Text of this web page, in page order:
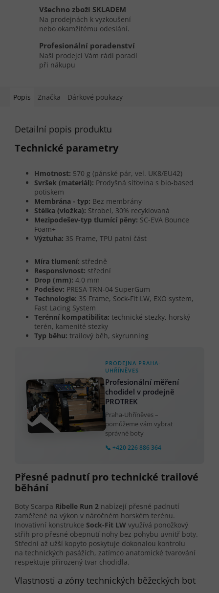
Všechno zboží SKLADEM
Na prodejnách k vyzkoušení
nebo okamžitému odeslání.
Profesionální poradenství
Naši prodejci Vám rádi poradí
při nákupu
Popis Značka Dárkové poukazy
Detailní popis produktu
Technické parametry
Hmotnost: 570 g (pánské pár, vel. UK8/EU42)
Svršek (materiál): Prodyšná síťovina s bio-based
potiskem
Membrána - typ: Bez membrány
Stélka (vložka): Strobel, 30% recyklovaná
Mezipodešev-typ tlumící pěny: SC-EVA Bounce
Foam+
Výztuha: 3S Frame, TPU patní část
Míra tlumení: středně
Responsivnost: střední
Drop (mm): 4,0 mm
Podešev: PRESA TRN-04 SuperGum
Technologie: 3S Frame, Sock-Fit LW, EXO system,
Fast Lacing System
Terénní kompatibilita: technické stezky, horský
terén, kamenité stezky
Typ běhu: trailový běh, skyrunning
PRODEJNA PRAHA-
UHŘÍNĚVES
Profesionální měření
chodidel v prodejně
PROTREK
Praha-Uhříněves –
pomůžeme vám vybrat
správné boty
📞 +420 226 886 364
Přesné padnutí pro technické trailové
běhání
Boty Scarpa Ribelle Run 2 nabízejí přesné padnutí
zaměřené na výkon v náročném horském terénu.
Inovativní konstrukce Sock-Fit LW využívá ponožkový
střih pro přesné obepnutí nohy bez pohybu uvnitř boty.
Střední až užší kopyto poskytuje dokonalou kontrolu
na technických pasážích, zatímco anatomické tvarování
respektuje přirozený tvar chodidla.
Vlastnosti a zóny technických běžeckých bot